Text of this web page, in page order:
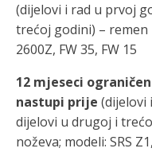
(dijelovi i rad u prvoj
trećoj godini) – remen
2600Z, FW 35, FW 15
12 mjeseci
nastupi prije (dijelovi
dijelovi u drugoj i
noževa; modeli: SRS